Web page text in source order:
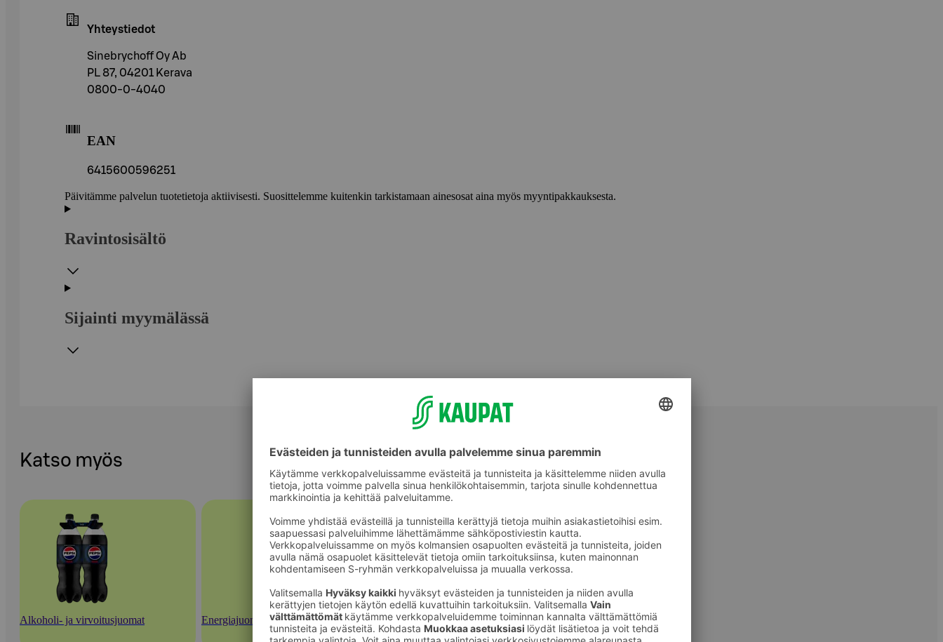
Yhteystiedot
Sinebrychoff Oy Ab
PL 87, 04201 Kerava
0800-0-4040
EAN
6415600596251
Päivitämme palvelun tuotetietoja aktiivisesti. Suosittelemme kuitenkin tarkistamaan ainesosat aina myös myyntipakkauksesta.
Ravintosisältö
Sijainti myymälässä
Katso myös
Alkoholi- ja virvoitusjuomat Energiajuomat ja urheilujuomat Energiajuomat